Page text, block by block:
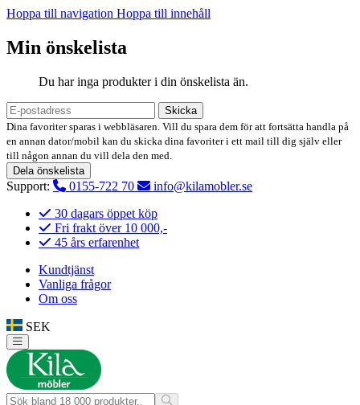
Hoppa till navigation Hoppa till innehåll
Min önskelista
Du har inga produkter i din önskelista än.
Skicka
Dina favoriter sparas i webbläsaren. Vill du spara dem för att fortsätta handla på
en annan dator/mobil kan du skicka dina favoriter i ett mail till dig själv eller
till någon annan du vill dela den med.
Dela önskelista
Support: 0155-722 70
info@kilamobler.se
30 dagars öppet köp
Fri frakt över 10 000,-
45 års erfarenhet
Kundtjänst
Vanliga frågor
Om oss
SEK